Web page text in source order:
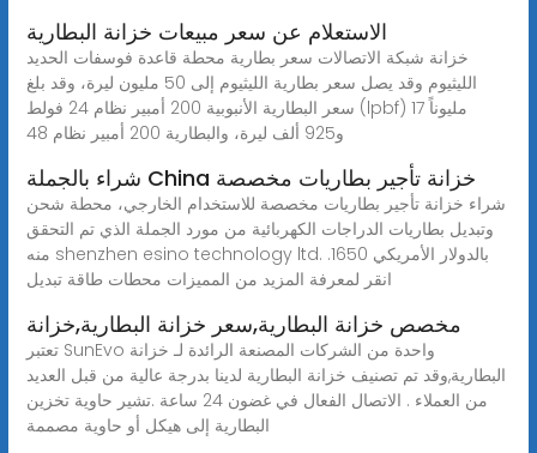
الاستعلام عن سعر مبيعات خزانة البطارية
خزانة شبكة الاتصالات سعر بطارية محطة قاعدة فوسفات الحديد
الليثيوم وقد يصل سعر بطارية الليثيوم إلى 50 مليون ليرة، وقد بلغ
سعر البطارية الأنبوبية 200 أمبير نظام 24 فولط (lpbf) 17 مليوناً
و925 ألف ليرة، والبطارية 200 أمبير نظام 48
شراء بالجملة China خزانة تأجير بطاريات مخصصة
شراء خزانة تأجير بطاريات مخصصة للاستخدام الخارجي، محطة شحن
وتبديل بطاريات الدراجات الكهربائية من مورد الجملة الذي تم التحقق
منه shenzhen esino technology ltd. بالدولار الأمريكي 1650.
انقر لمعرفة المزيد من المميزات محطات طاقة تبديل
مخصص خزانة البطارية,سعر خزانة البطارية,خزانة
تعتبر SunEvo واحدة من الشركات المصنعة الرائدة لـ خزانة
البطارية,وقد تم تصنيف خزانة البطارية لدينا بدرجة عالية من قبل العديد
من العملاء . الاتصال الفعال في غضون 24 ساعة .تشير حاوية تخزين
البطارية إلى هيكل أو حاوية مصممة